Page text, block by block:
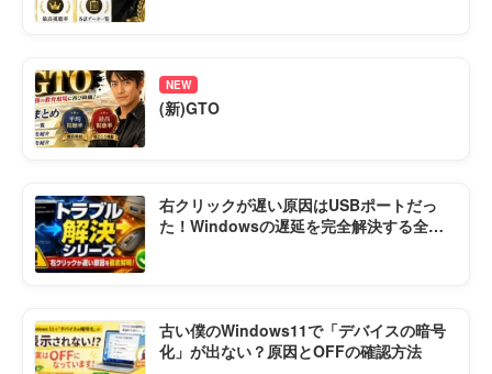
NEW
(新)GTO
右クリックが遅い原因はUSBポートだっ
た！Windowsの遅延を完全解決する全手
古い僕のWindows11で「デバイスの暗号
化」が出ない？原因とOFFの確認方法